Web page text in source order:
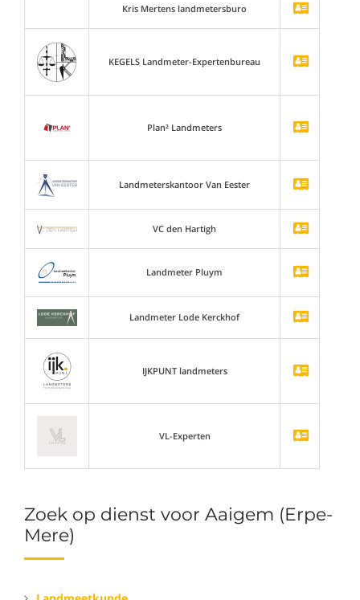
Zoek op dienst voor Aaigem (Erpe-
Mere)
Kris Mertens landmetersburo
KEGELS Landmeter-Expertenbureau
Plan² Landmeters
Landmeterskantoor Van Eester
VC den Hartigh
Landmeter Pluym
Landmeter Lode Kerckhof
IJKPUNT landmeters
VL-Experten